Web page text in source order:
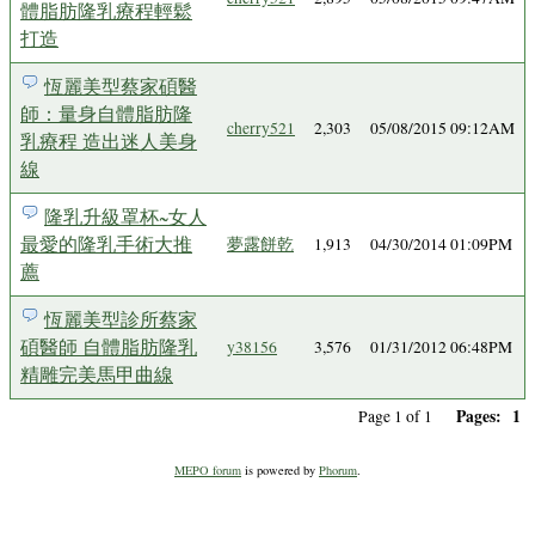
體脂肪隆乳療程輕鬆
打造
恆麗美型蔡家碩醫
師：量身自體脂肪隆
乳療程 造出迷人美身
線
cherry521 2,303 05/08/2015 09:12AM
隆乳升級罩杯~女人
最愛的隆乳手術大推
薦
夢露餅乾 1,913 04/30/2014 01:09PM
恆麗美型診所蔡家
碩醫師 自體脂肪隆乳
精雕完美馬甲曲線
y38156 3,576 01/31/2012 06:48PM
Page 1 of 1 Pages: 1
MEPO forum is powered by Phorum.